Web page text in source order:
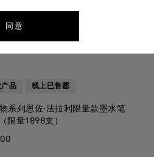
产品 线上已售罄
系列恩佐·法拉利限量款墨水笔
限量1898支）
同意